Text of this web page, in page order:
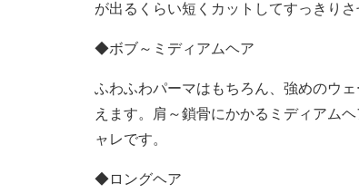
が出るくらい短くカットしてすっきりさ
◆ボブ～ミディアムヘア
ふわふわパーマはもちろん、強めのウ
えます。肩～鎖骨にかかるミディアム
ャレです。
◆ロングヘア